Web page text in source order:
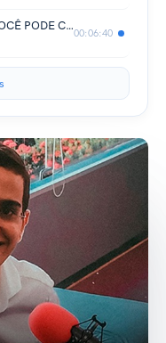
NÃO TENHA MEDO DO QUE VOCÊ PODE CONQUISTAR.
00:06:40